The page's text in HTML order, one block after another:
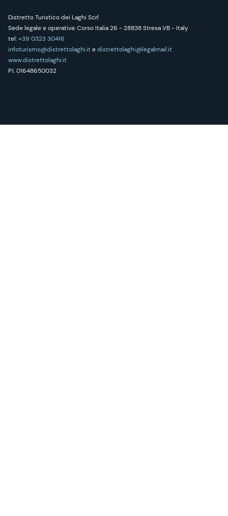
Distretto Turistico dei Laghi Scrl
Sede legale e operativa: Corso Italia 26 - 28838 Stresa VB - Italy
tel:+39 0323 30416
infoturismo@distrettolaghi.itedistrettolaghi@legalmail.it
www.distrettolaghi.it
P.I. 01648650032